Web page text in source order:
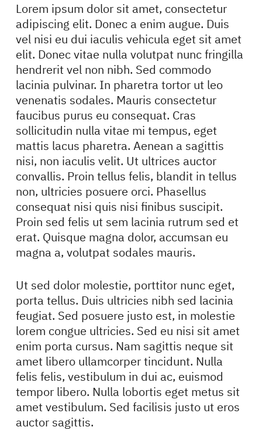
Lorem ipsum dolor sit amet, consectetur
adipiscing elit. Donec a enim augue. Duis
vel nisi eu dui iaculis vehicula eget sit amet
elit. Donec vitae nulla volutpat nunc fringilla
hendrerit vel non nibh. Sed commodo
lacinia pulvinar. In pharetra tortor ut leo
venenatis sodales. Mauris consectetur
faucibus purus eu consequat. Cras
sollicitudin nulla vitae mi tempus, eget
mattis lacus pharetra. Aenean a sagittis
nisi, non iaculis velit. Ut ultrices auctor
convallis. Proin tellus felis, blandit in tellus
non, ultricies posuere orci. Phasellus
consequat nisi quis nisi finibus suscipit.
Proin sed felis ut sem lacinia rutrum sed et
erat. Quisque magna dolor, accumsan eu
magna a, volutpat sodales mauris.
Ut sed dolor molestie, porttitor nunc eget,
porta tellus. Duis ultricies nibh sed lacinia
feugiat. Sed posuere justo est, in molestie
lorem congue ultricies. Sed eu nisi sit amet
enim porta cursus. Nam sagittis neque sit
amet libero ullamcorper tincidunt. Nulla
felis felis, vestibulum in dui ac, euismod
tempor libero. Nulla lobortis eget metus sit
amet vestibulum. Sed facilisis justo ut eros
auctor sagittis.